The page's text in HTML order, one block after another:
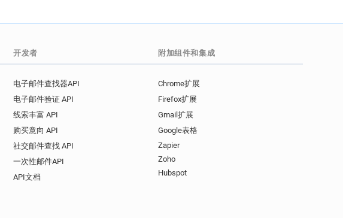
开发者
电子邮件查找器API
电子邮件验证 API
线索丰富 API
购买意向 API
社交邮件查找 API
一次性邮件API
API文档
附加组件和集成
Chrome扩展
Firefox扩展
Gmail扩展
Google表格
Zapier
Zoho
Hubspot